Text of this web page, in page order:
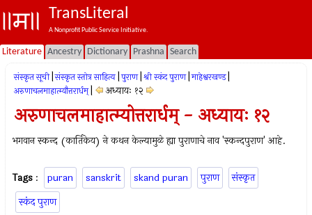
TransLiteral
A Nonprofit Public Service Initiative.
Literature Ancestry Dictionary Prashna Search
संस्कृत सूची संस्कृत स्तोत्र साहित्य पुराण श्री स्कंद पुराण माहेश्वरखण्ड
अरुणाचलमाहात्म्यौत्तरार्धम् अध्यायः १२
अरुणाचलमाहात्म्योत्तरार्धम् - अध्यायः १२
भगवान स्कन्द (कार्तिकेय) ने कथन केल्यामुळे ह्या पुराणाचे नाव 'स्कन्दपुराण' आहे.
Tags : puran sanskrit skand puran पुराण
संस्कृत
स्कंद पुराण